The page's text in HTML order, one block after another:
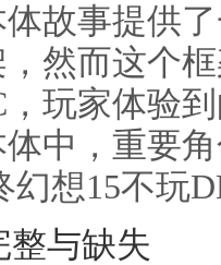
故事提供
然而这个
玩家体验
中，重要
幻想15不玩
整与缺失